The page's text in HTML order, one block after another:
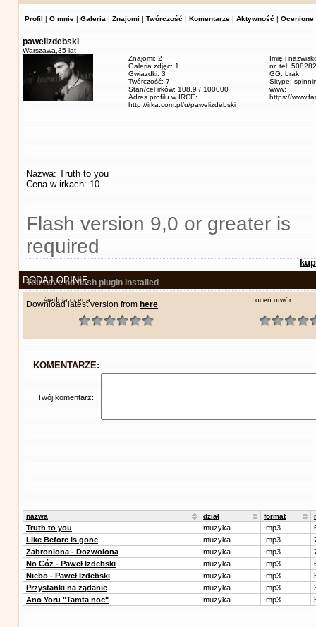
Profil | O mnie | Galeria | Znajomi | Twórczość | Komentarze | Aktywność | Ocenione
pawelizdebski
Warszawa, 35 lat
Znajomi: 2
Galeria zdjęć: 1
Gwiazdki: 3
Twórczość: 7
Stan/cel irków: 108,9 / 100000
Adres profilu w IRCE:
http://irka.com.pl/u/pawelizdebski
Imię i
nr. tel:
GG: brak
Skype:
www:
https://
Nazwa: Truth to you
Cena w irkach: 10
Flash version 9,0 or greater is
required
You have no flash plugin installed
Download latest version from here
DODAJ OPINIĘ
średnia ocena: oceń utwór:
KOMENTARZE:
Twój komentarz:
nazwa dział format
Truth to you muzyka .mp3
Like Before is gone
muzyka .mp3
Zabroniona - Dozwolona
muzyka .mp3
No Cóż - Paweł Izdebski
muzyka .mp3
Niebo - Paweł Izdebski
muzyka .mp3
Przystanki na żądanie
muzyka .mp3
Ano Yoru "Tamta noc"
muzyka .mp3